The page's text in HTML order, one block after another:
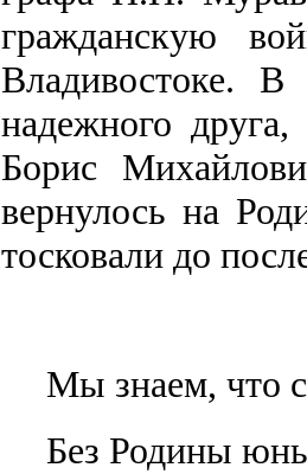
гражданскую
Владивостоке.
надежного
Борис
вернулось на
тосковали до
Мы знаем, что
Без Родины